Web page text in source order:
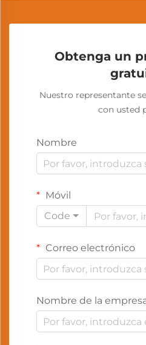
Obtenga un
Nuestro representante
con usted
Nombre
Móvil
Code
Correo electrónico
Nombre de la